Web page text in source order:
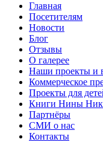
Главная
Посетителям
Новости
Блог
Отзывы
О галерее
Наши проекты и
Коммерческое
Проекты для
Книги Нины
Партнёры
СМИ о нас
Контакты